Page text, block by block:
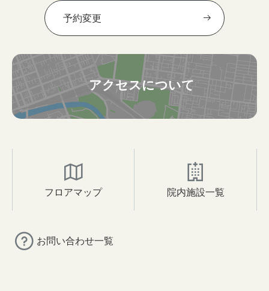
予約変更
アクセスについて
フロアマップ 院内施設一覧
お問い合わせ一覧